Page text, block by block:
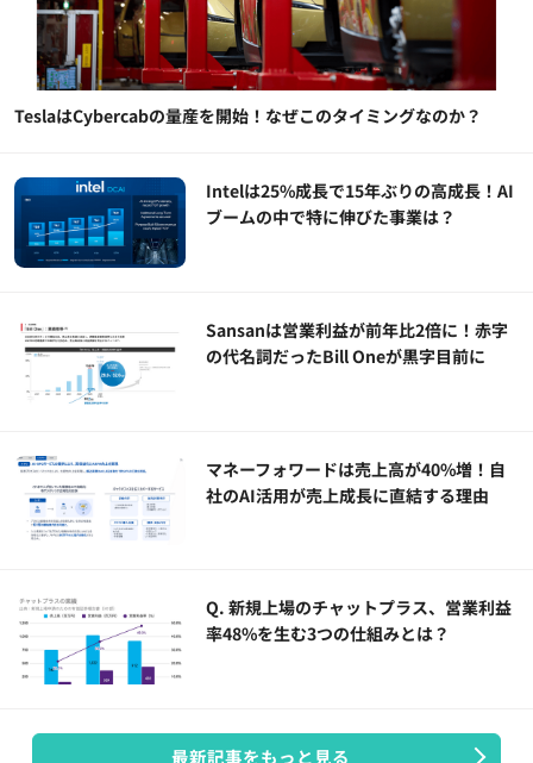
TeslaはCybercabの量産を開始！なぜこのタイミングなのか？
Intelは25%成長で15年ぶりの高成長！AI
ブームの中で特に伸びた事業は？
Sansanは営業利益が前年比2倍に！赤字
の代名詞だったBill Oneが黒字目前に
マネーフォワードは売上高が40%増！自
社のAI活用が売上成長に直結する理由
Q. 新規上場のチャットプラス、営業利益
率48%を生む3つの仕組みとは？
最新記事をもっと見る